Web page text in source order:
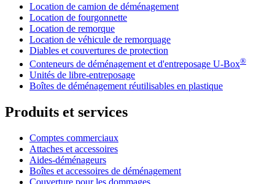
Location de camion de déménagement
Location de fourgonnette
Location de remorque
Location de véhicule de remorquage
Diables et couvertures de protection
Conteneurs de déménagement et d'entreposage U-Box®
Unités de libre-entreposage
Boîtes de déménagement réutilisables en plastique
Produits et services
Comptes commerciaux
Attaches et accessoires
Aides-déménageurs
Boîtes et accessoires de déménagement
Couverture pour les dommages